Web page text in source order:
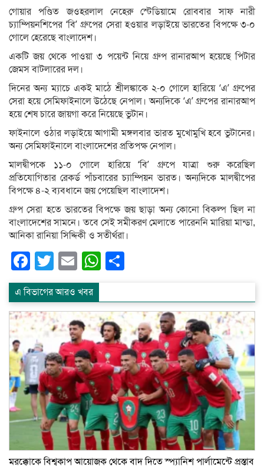
গোয়ার পণ্ডিত জওহরলাল নেহেরু স্টেডিয়ামে রোববার সাফ নারী
চ্যাম্পিয়নশিপের ‘বি’ গ্রুপের সেরা হওয়ার লড়াইয়ে ভারতের বিপক্ষে ৩-০
গোলে হেরেছে বাংলাদেশ।
একটি জয় থেকে পাওয়া ৩ পয়েন্ট নিয়ে গ্রুপ রানারআপ হয়েছে পিটার
জেমস বাটলারের দল।
দিনের অন্য ম্যাচে একই মাঠে শ্রীলঙ্কাকে ২-০ গোলে হারিয়ে ‘এ’ গ্রুপের
সেরা হয়ে সেমিফাইনালে উঠেছে নেপাল। অন্যদিকে ‘এ’ গ্রুপের রানারআপ
হয়ে শেষ চারে জায়গা করে নিয়েছে ভুটান।
ফাইনালে ওঠার লড়াইয়ে আগামী মঙ্গলবার ভারত মুখোমুখি হবে ভুটানের।
অন্য সেমিফাইনালে বাংলাদেশের প্রতিপক্ষ নেপাল।
মালদ্বীপকে ১১-০ গোলে হারিয়ে ‘বি’ গ্রুপে যাত্রা শুরু করেছিল
প্রতিযোগিতার রেকর্ড পাঁচবারের চ্যাম্পিয়ন ভারত। অন্যদিকে মালদ্বীপের
বিপক্ষে ৪-২ ব্যবধানে জয় পেয়েছিল বাংলাদেশ।
গ্রুপ সেরা হতে ভারতের বিপক্ষে জয় ছাড়া অন্য কোনো বিকল্প ছিল না
বাংলাদেশের সামনে। তবে সেই সমীকরণ মেলাতে পারেননি মারিয়া মান্ডা,
আনিকা রানিয়া সিদ্দিকী ও সতীর্থরা।
Facebook
Twitter
EmailWhatsApp
এ বিভাগের আরও খবর
মরক্কোকে বিশ্বকাপ আয়োজক থেকে বাদ দিতে স্প্যানিশ পার্লামেন্টে প্রস্তাব